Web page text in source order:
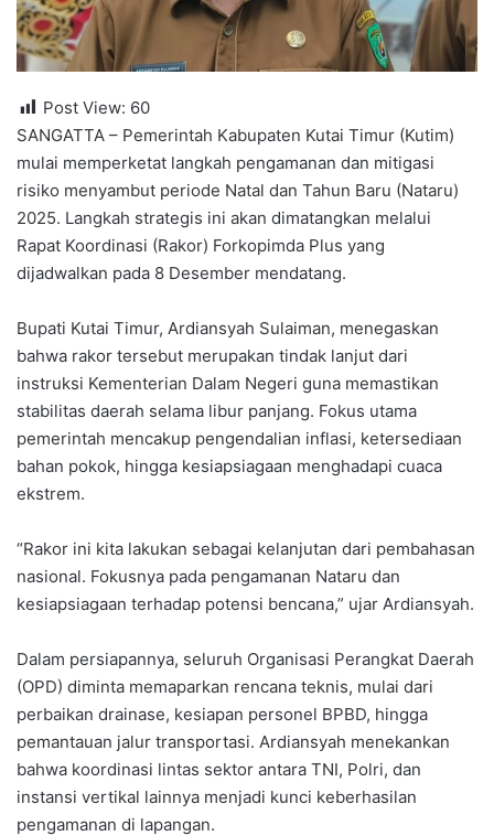
Post View: 60
SANGATTA – Pemerintah Kabupaten Kutai Timur (Kutim)
mulai memperketat langkah pengamanan dan mitigasi
risiko menyambut periode Natal dan Tahun Baru (Nataru)
2025. Langkah strategis ini akan dimatangkan melalui
Rapat Koordinasi (Rakor) Forkopimda Plus yang
dijadwalkan pada 8 Desember mendatang.
Bupati Kutai Timur, Ardiansyah Sulaiman, menegaskan
bahwa rakor tersebut merupakan tindak lanjut dari
instruksi Kementerian Dalam Negeri guna memastikan
stabilitas daerah selama libur panjang. Fokus utama
pemerintah mencakup pengendalian inflasi, ketersediaan
bahan pokok, hingga kesiapsiagaan menghadapi cuaca
ekstrem.
“Rakor ini kita lakukan sebagai kelanjutan dari pembahasan
nasional. Fokusnya pada pengamanan Nataru dan
kesiapsiagaan terhadap potensi bencana,” ujar Ardiansyah.
Dalam persiapannya, seluruh Organisasi Perangkat Daerah
(OPD) diminta memaparkan rencana teknis, mulai dari
perbaikan drainase, kesiapan personel BPBD, hingga
pemantauan jalur transportasi. Ardiansyah menekankan
bahwa koordinasi lintas sektor antara TNI, Polri, dan
instansi vertikal lainnya menjadi kunci keberhasilan
pengamanan di lapangan.